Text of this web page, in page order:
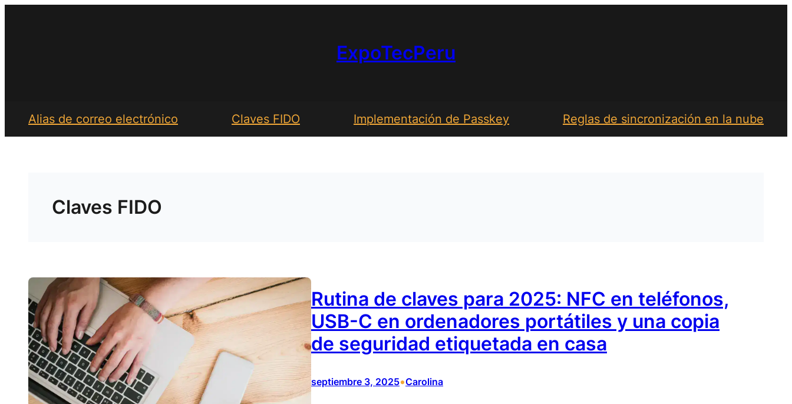
ExpoTecPeru
Alias de correo electrónico Claves FIDO Implementación de Passkey Reglas de sincronización en la nube
Claves FIDO
Rutina de claves para 2025: NFC en teléfonos,
USB-C en ordenadores portátiles y una copia
de seguridad etiquetada en casa
septiembre 3, 2025•Carolina